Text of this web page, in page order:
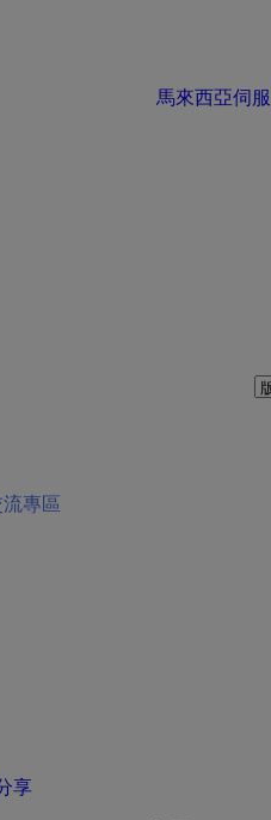
馬來西亞伺
專區
享